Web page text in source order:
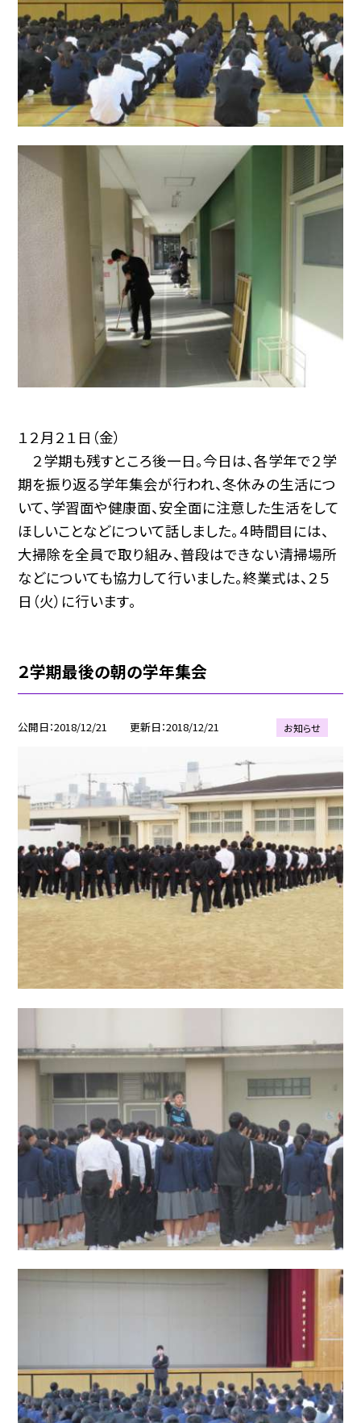
１２月２１日（金）
２学期も残すところ後一日。今日は、各学年で２学
期を振り返る学年集会が行われ、冬休みの生活につ
いて、学習面や健康面、安全面に注意した生活をして
ほしいことなどについて話しました。４時間目には、
大掃除を全員で取り組み、普段はできない清掃場所
などについても協力して行いました。終業式は、２５
日（火）に行います。
２学期最後の朝の学年集会
公開日 2018/12/21 更新日 2018/12/21 お知らせ